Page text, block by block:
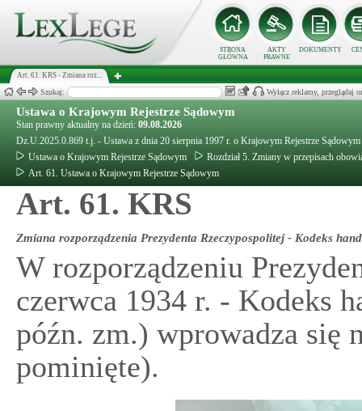
STRONA
GŁÓWNA
AKTY
PRAWNE
DOKUMENTY
Art. 61. KRS - Zmiana roz...
Szukaj: Wyłącz reklamy, przeglądaj
Ustawa o Krajowym Rejestrze Sądowym
Stan prawny aktualny na dzień: 09.08.2026
Dz.U.2025.0.869 t.j. - Ustawa z dnia 20 sierpnia 1997 r. o Krajowym Rejestrze Sądowym
Ustawa o Krajowym Rejestrze Sądowym
Rozdział 5. Zmiany w przepisach
Art. 61. Ustawa o Krajowym Rejestrze Sądowym
Art. 61. KRS
Zmiana rozporządzenia Prezydenta Rzeczypospolitej - Kodeks
W rozporządzeniu
czerwca 1934 r. - Kodeks
późn. zm.) wprowadza się
pominięte).